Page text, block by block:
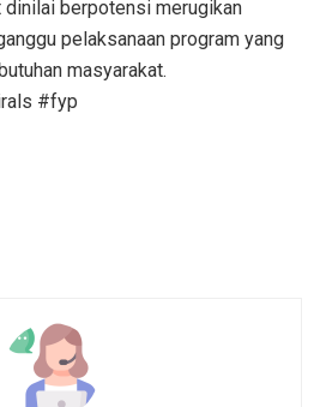
berpotensi merugikan
pelaksanaan program yang
masyarakat.
#fyp